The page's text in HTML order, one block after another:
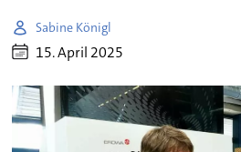
Sabine Königl
15. April 2025